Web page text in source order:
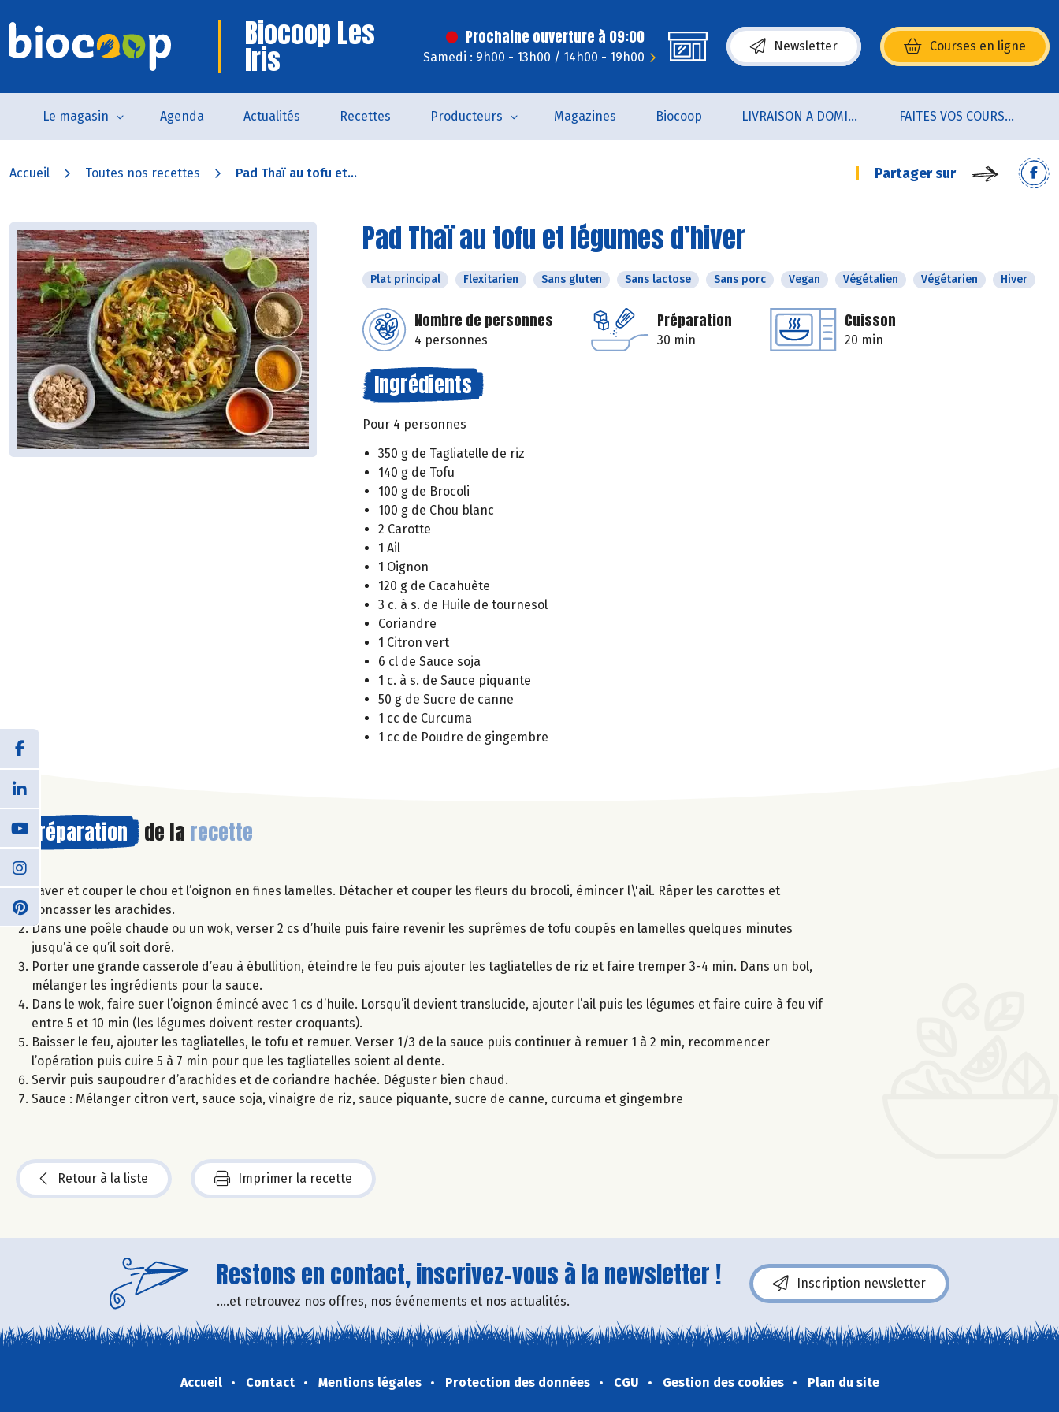
Biocoop Les
Iris
Prochaine ouverture à 09:00
Samedi : 9h00 - 13h00 / 14h00 - 19h00
Newsletter Courses en ligne
(s’ouvre dans une nouvelle fenêtre)
Le magasin Agenda Actualités Recettes Producteurs Magazines Biocoop LIVRAISON A DOMICILE (sur notre click & collect) FAITES VOS COURSES EN LIGNE !
Accueil Toutes nos recettes Pad Thaï au tofu et... Partager sur
Pad Thaï au tofu et légumes d’hiver
Plat principal Flexitarien Sans gluten Sans lactose Sans porc Vegan Végétalien Végétarien Hiver
Nombre de personnes
4 personnes
Préparation
30 min
Cuisson
20 min
Ingrédients
Pour 4 personnes
350 g de Tagliatelle de riz
140 g de Tofu
100 g de Brocoli
100 g de Chou blanc
2 Carotte
1 Ail
1 Oignon
120 g de Cacahuète
3 c. à s. de Huile de tournesol
Coriandre
1 Citron vert
6 cl de Sauce soja
1 c. à s. de Sauce piquante
50 g de Sucre de canne
1 cc de Curcuma
1 cc de Poudre de gingembre
Préparation de la recette
Laver et couper le chou et l’oignon en fines lamelles. Détacher et couper les fleurs du brocoli, émincer l\'ail. Râper les carottes et
concasser les arachides.
Dans une poêle chaude ou un wok, verser 2 cs d’huile puis faire revenir les suprêmes de tofu coupés en lamelles quelques minutes
jusqu’à ce qu’il soit doré.
Porter une grande casserole d’eau à ébullition, éteindre le feu puis ajouter les tagliatelles de riz et faire tremper 3-4 min. Dans un bol,
mélanger les ingrédients pour la sauce.
Dans le wok, faire suer l’oignon émincé avec 1 cs d’huile. Lorsqu’il devient translucide, ajouter l’ail puis les légumes et faire cuire à feu vif
entre 5 et 10 min (les légumes doivent rester croquants).
Baisser le feu, ajouter les tagliatelles, le tofu et remuer. Verser 1/3 de la sauce puis continuer à remuer 1 à 2 min, recommencer
l’opération puis cuire 5 à 7 min pour que les tagliatelles soient al dente.
Servir puis saupoudrer d’arachides et de coriandre hachée. Déguster bien chaud.
Sauce : Mélanger citron vert, sauce soja, vinaigre de riz, sauce piquante, sucre de canne, curcuma et gingembre
Retour à la liste Imprimer la recette
Restons en contact, inscrivez-vous à la newsletter !
....et retrouvez nos offres, nos événements et nos actualités.
Inscription newsletter
Accueil Contact Mentions légales Protection des données CGU Gestion des cookies Plan du site